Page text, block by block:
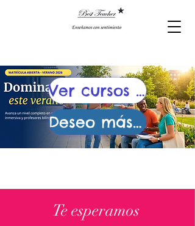
Ver cursos y horarios
Deseo más información
Te esperamos